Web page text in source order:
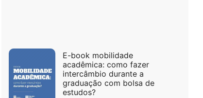
E-book mobilidade
acadêmica: como fazer
intercâmbio durante a
graduação com bolsa de
estudos?